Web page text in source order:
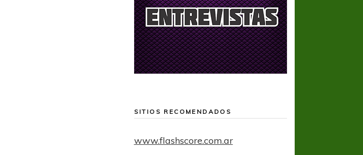
SITIOS RECOMENDADOS
www.flashscore.com.ar